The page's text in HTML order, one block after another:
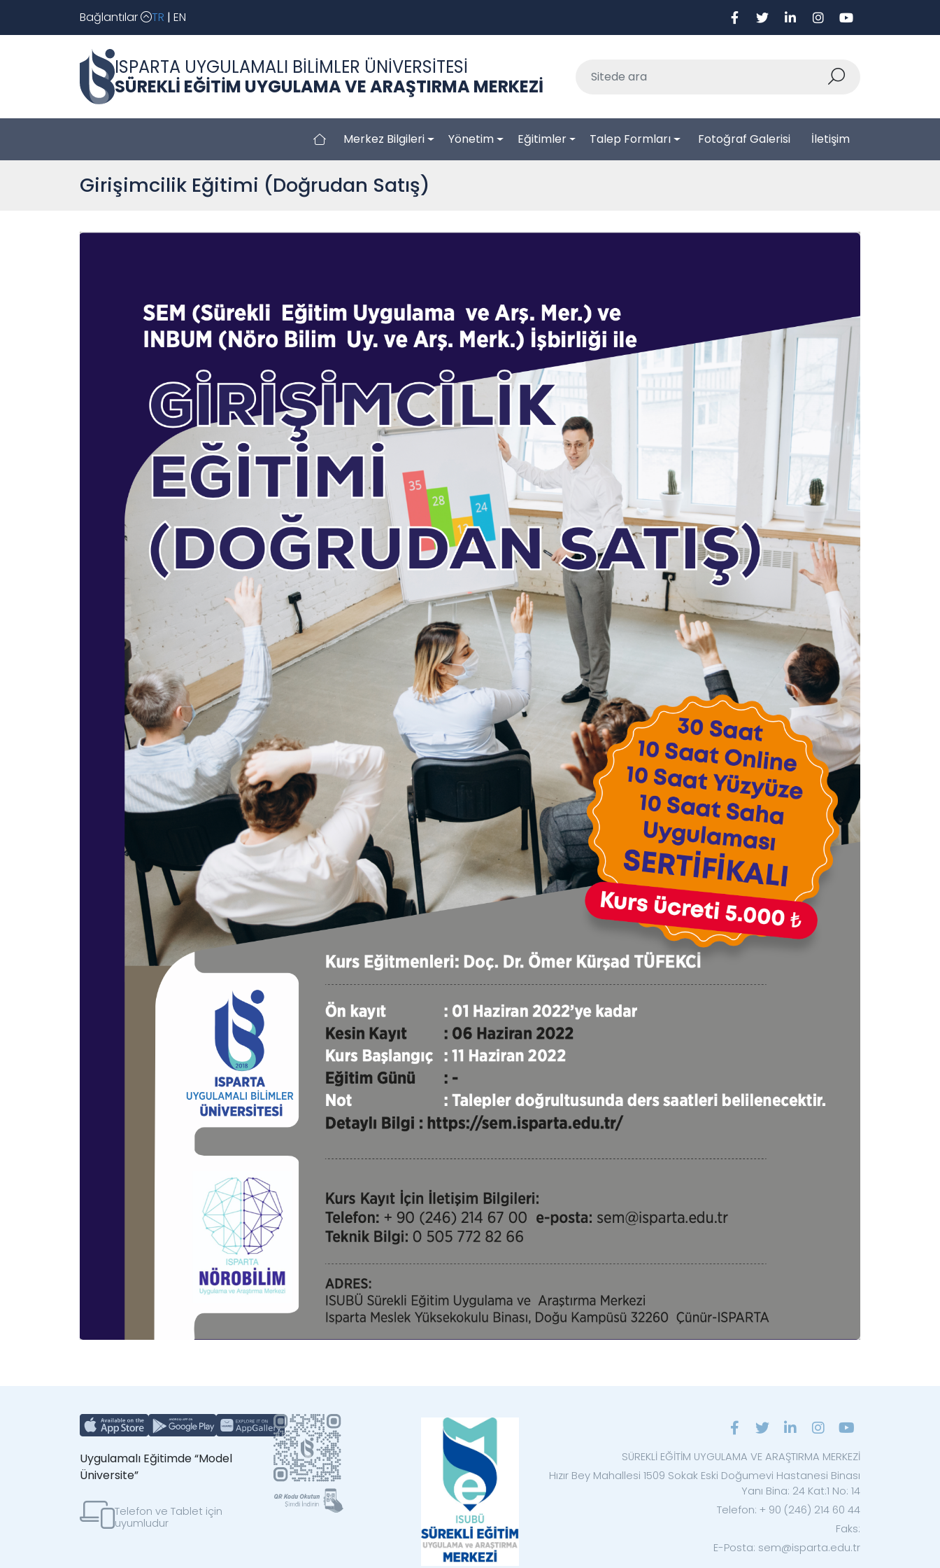
Bağlantılar TR | EN
ISPARTA UYGULAMALI BİLİMLER ÜNİVERSİTESİ
SÜREKLİ EĞİTİM UYGULAMA VE ARAŞTIRMA MERKEZİ
Merkez Bilgileri Yönetim Eğitimler Talep Formları Fotoğraf Galerisi İletişim
Girişimcilik Eğitimi (Doğrudan Satış)
Uygulamalı Eğitimde “Model
Üniversite”
Telefon ve Tablet için
uyumludur
SÜREKLİ EĞİTİM UYGULAMA VE ARAŞTIRMA MERKEZİ
Hızır Bey Mahallesi 1509 Sokak Eski Doğumevi Hastanesi Binası
Yanı Bina: 24 Kat:1 No: 14
Telefon: + 90 (246) 214 60 44
Faks:
E-Posta: sem@isparta.edu.tr